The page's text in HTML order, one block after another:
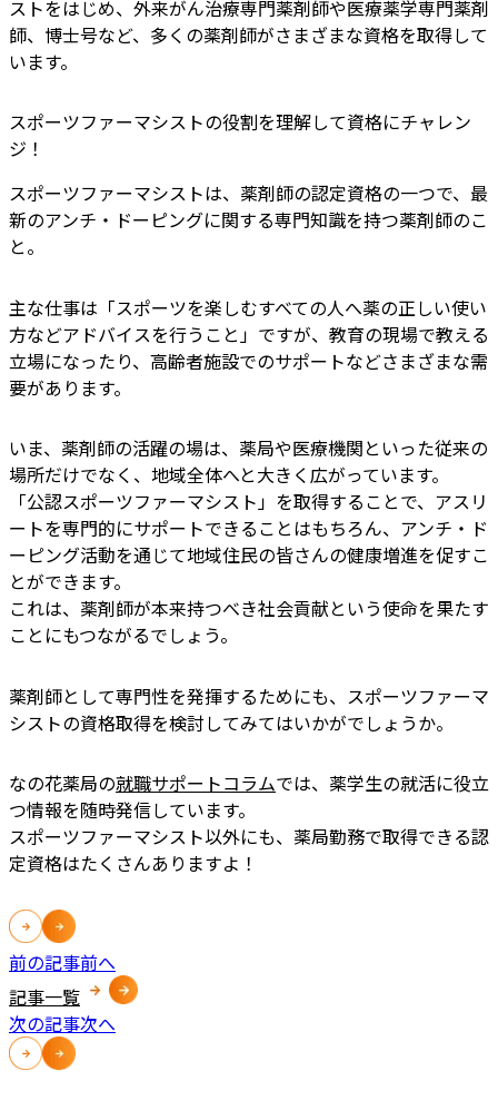
ストをはじめ、外来がん治療専門薬剤師や医療薬学専門薬剤
師、博士号など、多くの薬剤師がさまざまな資格を取得して
います。
スポーツファーマシストの役割を理解して資格にチャレン
ジ！
スポーツファーマシストは、薬剤師の認定資格の一つで、最
新のアンチ・ドーピングに関する専門知識を持つ薬剤師のこ
と。
主な仕事は「スポーツを楽しむすべての人へ薬の正しい使い
方などアドバイスを行うこと」ですが、教育の現場で教える
立場になったり、高齢者施設でのサポートなどさまざまな需
要があります。
いま、薬剤師の活躍の場は、薬局や医療機関といった従来の
場所だけでなく、地域全体へと大きく広がっています。
「公認スポーツファーマシスト」を取得することで、アスリ
ートを専門的にサポートできることはもちろん、アンチ・ド
ーピング活動を通じて地域住民の皆さんの健康増進を促すこ
とができます。
これは、薬剤師が本来持つべき社会貢献という使命を果たす
ことにもつながるでしょう。
薬剤師として専門性を発揮するためにも、スポーツファーマ
シストの資格取得を検討してみてはいかがでしょうか。
なの花薬局の就職サポートコラムでは、薬学生の就活に役立
つ情報を随時発信しています。
スポーツファーマシスト以外にも、薬局勤務で取得できる認
定資格はたくさんありますよ！
前の記事前へ
記事一覧
次の記事次へ